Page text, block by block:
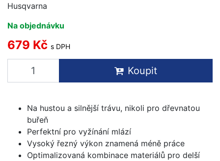
Husqvarna
Na objednávku
679 Kč s DPH
Koupit
Na hustou a silnější trávu, nikoli pro dřevnatou
buřeň
Perfektní pro vyžínání mlází
Vysoký řezný výkon znamená méně práce
Optimalizovaná kombinace materiálů pro delší